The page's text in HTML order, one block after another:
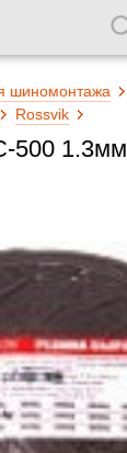
шиномонтажа
Rossvik
500 1.3мм